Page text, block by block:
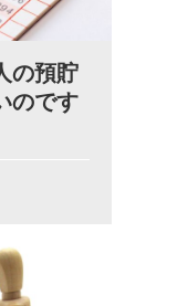
の預貯
のです